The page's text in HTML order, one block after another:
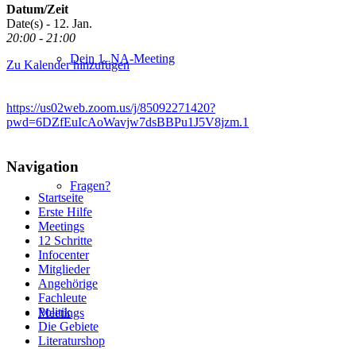
Dein 1. NA-Meeting
Fragen?
Meetings
Datum/Zeit
Date(s) - 12. Jan.
20:00 - 21:00
Zu Kalender hinzufügen
https://us02web.zoom.us/j/85092271420?
pwd=6DZfEuIcAoWavjw7dsBBPu1J5V8jzm.1
Navigation
Startseite
Erste Hilfe
Meetings
12 Schritte
Infocenter
Mitglieder
Angehörige
Fachleute
Politik
Die Gebiete
Literaturshop